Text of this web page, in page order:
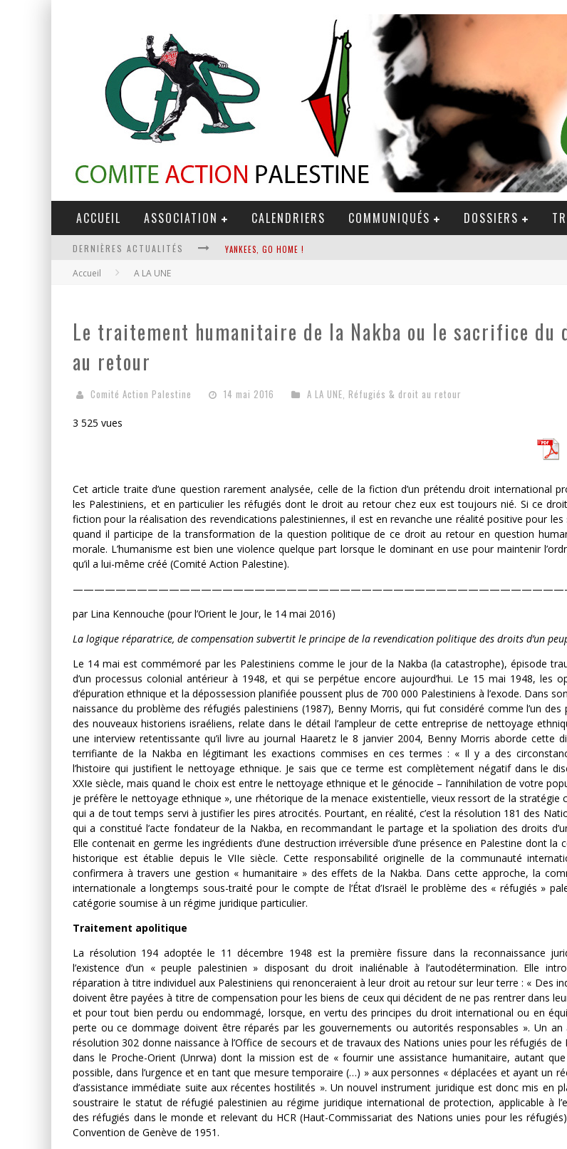
ACCUEIL ASSOCIATION CALENDRIERS COMMUNIQUÉS DOSSIERS
DERNIÈRES ACTUALITÉS YANKEES, GO HOME !
D
ES ACCORDS DE PAIX SANS LE PEUPLE ET CONTRE LE PEUPLE
LA BANALITÉ DU MAL COLONIAL
Accueil A LA UNE
Le traitement humanitaire de la Nakba ou le sacrifice du
au retour
Comité Action Palestine 14 mai 2016 A LA UNE, Réfugiés & droit au retour
3 525 vues
Cet article traite d’une question rarement analysée, celle de la fiction d’un prétendu droit international
les Palestiniens, et en particulier les réfugiés dont le droit au retour chez eux est toujours nié. Si ce
fiction pour la réalisation des revendications palestiniennes, il est en revanche une réalité positive pour les
quand il participe de la transformation de la question politique de ce droit au retour en question
morale. L’humanisme est bien une violence quelque part lorsque le dominant en use pour maintenir
qu’il a lui-même créé (Comité Action Palestine).
par Lina Kennouche (pour l’Orient le Jour, le 14 mai 2016)
La logique réparatrice, de compensation subvertit le principe de la revendication politique des droits d’un
Le 14 mai est commémoré par les Palestiniens comme le jour de la Nakba (la catastrophe), épisode
d’un processus colonial antérieur à 1948, et qui se perpétue encore aujourd’hui. Le 15 mai 1948, les
d’épuration ethnique et la dépossession planifiée poussent plus de 700 000 Palestiniens à l’exode. Dans
naissance du problème des réfugiés palestiniens (1987), Benny Morris, qui fut considéré comme l’un des
des nouveaux historiens israéliens, relate dans le détail l’ampleur de cette entreprise de nettoyage
une interview retentissante qu’il livre au journal Haaretz le 8 janvier 2004, Benny Morris aborde cette
terrifiante de la Nakba en légitimant les exactions commises en ces termes : « Il y a des
l’histoire qui justifient le nettoyage ethnique. Je sais que ce terme est complètement négatif dans le
XXIe siècle, mais quand le choix est entre le nettoyage ethnique et le génocide – l’annihilation de votre
je préfère le nettoyage ethnique », une rhétorique de la menace existentielle, vieux ressort de la stratégie
qui a de tout temps servi à justifier les pires atrocités. Pourtant, en réalité, c’est la résolution 181 des
qui a constitué l’acte fondateur de la Nakba, en recommandant le partage et la spoliation des droits
Elle contenait en germe les ingrédients d’une destruction irréversible d’une présence en Palestine dont la
historique est établie depuis le VIIe siècle. Cette responsabilité originelle de la communauté
confirmera à travers une gestion « humanitaire » des effets de la Nakba. Dans cette approche, la
internationale a longtemps sous-traité pour le compte de l’État d’Israël le problème des « réfugiés »
catégorie soumise à un régime juridique particulier.
Traitement apolitique
La résolution 194 adoptée le 11 décembre 1948 est la première fissure dans la reconnaissance
l’existence d’un « peuple palestinien » disposant du droit inaliénable à l’autodétermination. Elle
réparation à titre individuel aux Palestiniens qui renonceraient à leur droit au retour sur leur terre : « Des
doivent être payées à titre de compensation pour les biens de ceux qui décident de ne pas rentrer dans
et pour tout bien perdu ou endommagé, lorsque, en vertu des principes du droit international ou en
perte ou ce dommage doivent être réparés par les gouvernements ou autorités responsables ». Un an
résolution 302 donne naissance à l’Office de secours et de travaux des Nations unies pour les réfugiés de
dans le Proche-Orient (Unrwa) dont la mission est de « fournir une assistance humanitaire, autant
possible, dans l’urgence et en tant que mesure temporaire (…) » aux personnes « déplacées et ayant un
d’assistance immédiate suite aux récentes hostilités ». Un nouvel instrument juridique est donc mis en
soustraire le statut de réfugié palestinien au régime juridique international de protection, applicable à
des réfugiés dans le monde et relevant du HCR (Haut-Commissariat des Nations unies pour les
Convention de Genève de 1951.
DES ACCORDS DE PAIX SANS
PEUPLE ET CONTRE LE
Comité Action Palestine 3 juillet